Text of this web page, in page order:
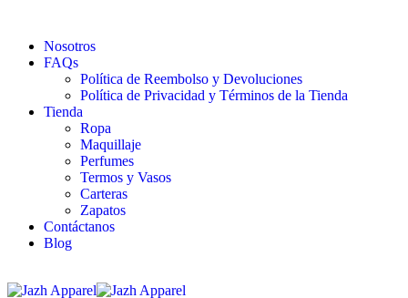
Nosotros
FAQs
Política de Reembolso y Devoluciones
Política de Privacidad y Términos de la Tienda
Tienda
Ropa
Maquillaje
Perfumes
Termos y Vasos
Carteras
Zapatos
Contáctanos
Blog